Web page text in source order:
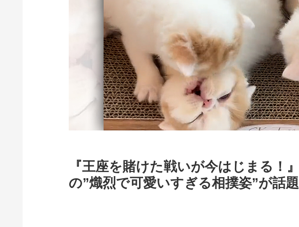
『王座を賭けた戦いが今はじまる！
の”熾烈で可愛いすぎる相撲姿”が話